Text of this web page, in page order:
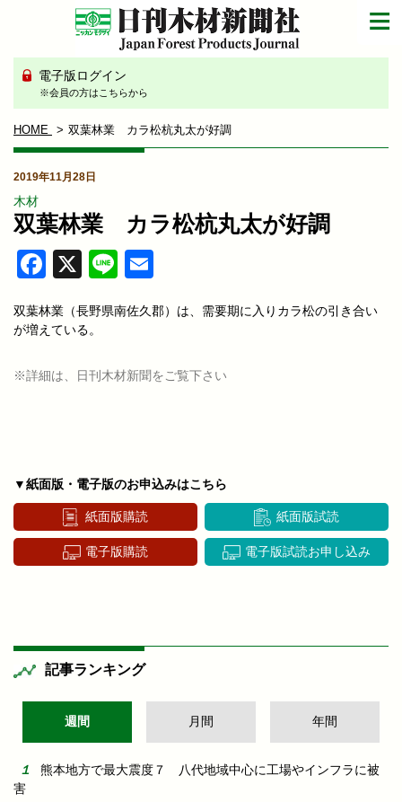
電子版ログイン
※会員の方はこちらから
HOME 双葉林業 カラ松杭丸太が好調
2019年11月28日
木材
双葉林業 カラ松杭丸太が好調
Facebook
X Line
双葉林業（長野県南佐久郡）は、需要期に入りカラ松の引き合い
が増えている。
※詳細は、日刊木材新聞をご覧下さい
▼紙面版・電子版のお申込みはこちら
紙面版購読 紙面版試読
電子版購読 電子版試読お申し込み
記事ランキング
週間 月間 年間
熊本地方で最大震度７ 八代地域中心に工場やインフラに被
害